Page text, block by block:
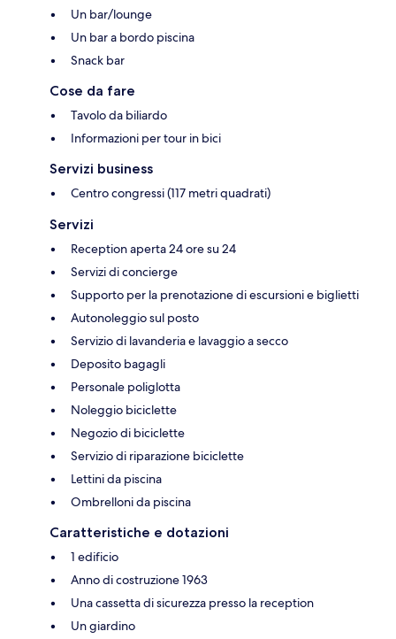
Un bar/lounge
Un bar a bordo piscina
Snack bar
Cose da fare
Tavolo da biliardo
Informazioni per tour in bici
Servizi business
Centro congressi (117 metri quadrati)
Servizi
Reception aperta 24 ore su 24
Servizi di concierge
Supporto per la prenotazione di escursioni e biglietti
Autonoleggio sul posto
Servizio di lavanderia e lavaggio a secco
Deposito bagagli
Personale poliglotta
Noleggio biciclette
Negozio di biciclette
Servizio di riparazione biciclette
Lettini da piscina
Ombrelloni da piscina
Caratteristiche e dotazioni
1 edificio
Anno di costruzione 1963
Una cassetta di sicurezza presso la reception
Un giardino